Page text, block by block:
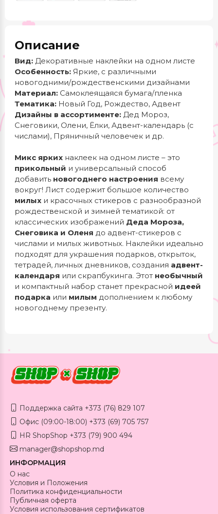
Описание
Вид: Декоративные наклейки на одном листе
Особенность: Яркие, с различными
новогодними/рождественскими дизайнами
Материал: Самоклеящаяся бумага/пленка
Тематика: Новый Год, Рождество, Адвент
Дизайны в ассортименте: Дед Мороз,
Снеговики, Олени, Ёлки, Адвент-календарь (с
числами), Пряничный человечек и др.
Микс ярких наклеек на одном листе – это
прикольный и универсальный способ
добавить новогоднего настроения всему
вокруг! Лист содержит большое количество
милых и красочных стикеров с разнообразной
рождественской и зимней тематикой: от
классических изображений Деда Мороза,
Снеговика и Оленя до адвент-стикеров с
числами и милых животных. Наклейки идеально
подходят для украшения подарков, открыток,
тетрадей, личных дневников, создания адвент-
календаря или скрапбукинга. Этот необычный
и компактный набор станет прекрасной идеей
подарка или милым дополнением к любому
новогоднему презенту.
Поддержка сайта +373 (76) 829 107
Офис (09:00-18:00) +373 (69) 705 757
HR ShopShop +373 (79) 900 494
manager@shopshop.md
ИНФОРМАЦИЯ
О нас
Условия и Положения
Политика конфиденциальности
Публичная оферта
Условия использования сертификатов